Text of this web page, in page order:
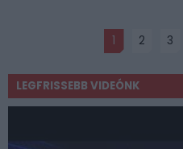
1 2 3
LEGFRISSEBB VIDEÓNK